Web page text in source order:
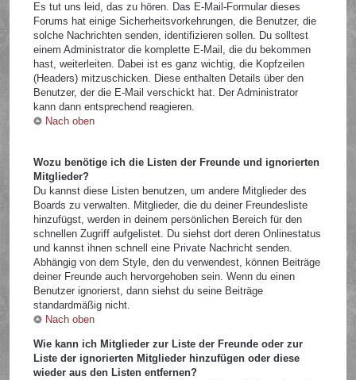
Es tut uns leid, das zu hören. Das E-Mail-Formular dieses
Forums hat einige Sicherheitsvorkehrungen, die Benutzer, die
solche Nachrichten senden, identifizieren sollen. Du solltest
einem Administrator die komplette E-Mail, die du bekommen
hast, weiterleiten. Dabei ist es ganz wichtig, die Kopfzeilen
(Headers) mitzuschicken. Diese enthalten Details über den
Benutzer, der die E-Mail verschickt hat. Der Administrator
kann dann entsprechend reagieren.
Nach oben
Wozu benötige ich die Listen der Freunde und ignorierten
Mitglieder?
Du kannst diese Listen benutzen, um andere Mitglieder des
Boards zu verwalten. Mitglieder, die du deiner Freundesliste
hinzufügst, werden in deinem persönlichen Bereich für den
schnellen Zugriff aufgelistet. Du siehst dort deren Onlinestatus
und kannst ihnen schnell eine Private Nachricht senden.
Abhängig von dem Style, den du verwendest, können Beiträge
deiner Freunde auch hervorgehoben sein. Wenn du einen
Benutzer ignorierst, dann siehst du seine Beiträge
standardmäßig nicht.
Nach oben
Wie kann ich Mitglieder zur Liste der Freunde oder zur
Liste der ignorierten Mitglieder hinzufügen oder diese
wieder aus den Listen entfernen?